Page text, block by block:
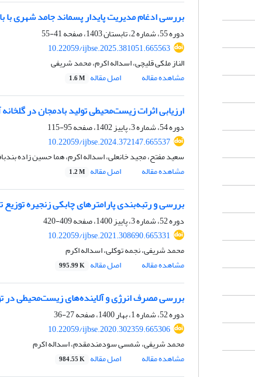
بررسی ادغام مدیریت پایدار پسماند جامد شهری با
دوره 55، شماره 2، تابستان 1403، صفحه
41-55
10.22059/ijbse.2025.381051.665563
الناز ملکی قلیچی، اسداله اکرم، محمد شریفی
مشاهده مقاله
اصل مقاله 1.6 M
ارزیابی اثرات زیست‌محیطی تولید بادمجان در
دوره 54، شماره 3، پاییز 1402، صفحه
95-115
10.22059/ijbse.2024.372147.665537
سعید مفتح، مجید خانعلی، اسداله اکرم، هما حسین زاده
مشاهده مقاله
اصل مقاله 1.2 M
بررسی و رتبه‌بندی پارامترهای چابکی زنجیره
دوره 52، شماره 3، پاییز 1400، صفحه
409-420
10.22059/ijbse.2021.308690.665331
محمد شریفی، نجمه توکلی، اسداله اکرم
مشاهده مقاله
اصل مقاله 995.99 K
بررسی مصرف انرژی و آلاینده‌های زیست‌محیطی در
دوره 52، شماره 1، بهار 1400، صفحه
27-36
10.22059/ijbse.2020.302359.665306
محمد شریفی، شمسی سودمندمقدم، اسداله اکرم
مشاهده مقاله
اصل مقاله 984.55 K